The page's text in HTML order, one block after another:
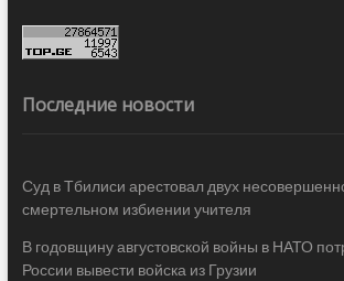
Последние новости
Суд в Тбилиси арестовал двух
смертельном избиении учителя
В годовщину августовской войны в НАТО
России вывести войска из Грузии